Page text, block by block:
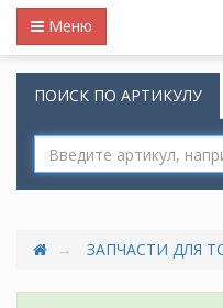
Меню
ПОИСК ПО АРТИКУЛУ
ЗАПЧАСТИ ДЛЯ